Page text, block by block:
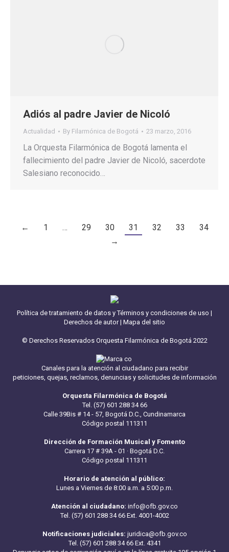
Adiós al padre Javier de Nicoló
Actualidad By Filarmónica de Bogotá 23 marzo, 2016
La Orquesta Filarmónica de Bogotá lamenta el
fallecimiento del padre Javier de Nicoló, sacerdote
Salesiano reconocido…
← 1 … 29 30 31 32 33
34
→
Política de tratamiento de datos y Términos y condiciones de uso |
Derechos de autor| Mapa del sitio
© Derechos Reservados Orquesta Filarmónica de Bogotá 2022
Canales para la atención al ciudadano para recibir
peticiones, quejas, reclamos, denuncias y solicitudes de información
Orquesta Filarmónica de Bogotá
Tel. (57) 601 288 34 66
Calle 39Bis # 14 - 57, Bogotá D.C., Cundinamarca
Código postal 111311
Dirección de Formación Musical y Fomento
Carrera 17 # 39A - 01 · Bogotá D.C.
Código postal 111311
Horario de atención al público:
Lunes a Viernes de 8:00 a.m. a 5:00 p.m.
Atención al ciudadano: info@ofb.gov.co
Tel. (57) 601 288 34 66 Ext. 4001-4002
Notificaciones judiciales: juridica@ofb.gov.co
Tel. (57) 601 288 34 66 Ext. 4341